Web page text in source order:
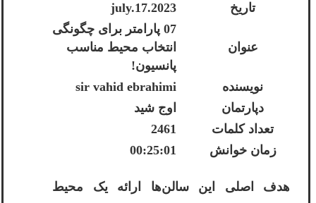
تاریخ 2023.july.17
عنوان
07 پارامتر برای چگونگی
انتخاب محیط مناسب
پانسیون!
نویسنده
sir vahid ebrahimi
دپارتمان
اوج شید
تعداد کلمات
2461
زمان خوانش
00:25:01
هدف اصلی این سالن‌ها ارائه یک محیط